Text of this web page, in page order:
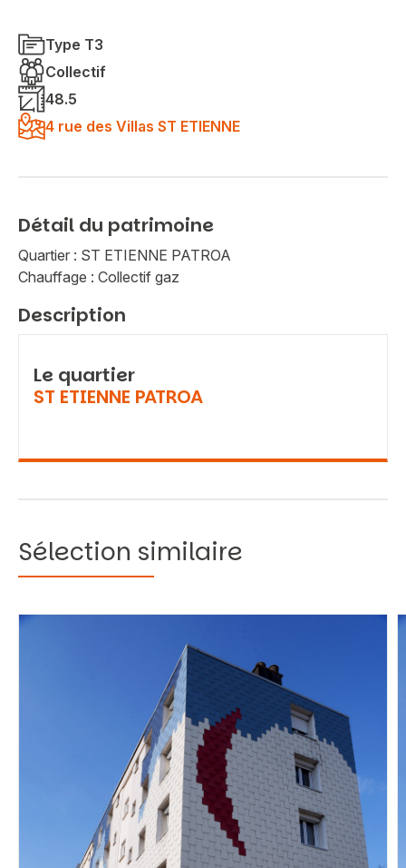
Type T3
Collectif
48.5
4 rue des Villas ST ETIENNE
Détail du patrimoine
Quartier : ST ETIENNE PATROA
Chauffage : Collectif gaz
Description
Le quartier
ST ETIENNE PATROA
Sélection similaire